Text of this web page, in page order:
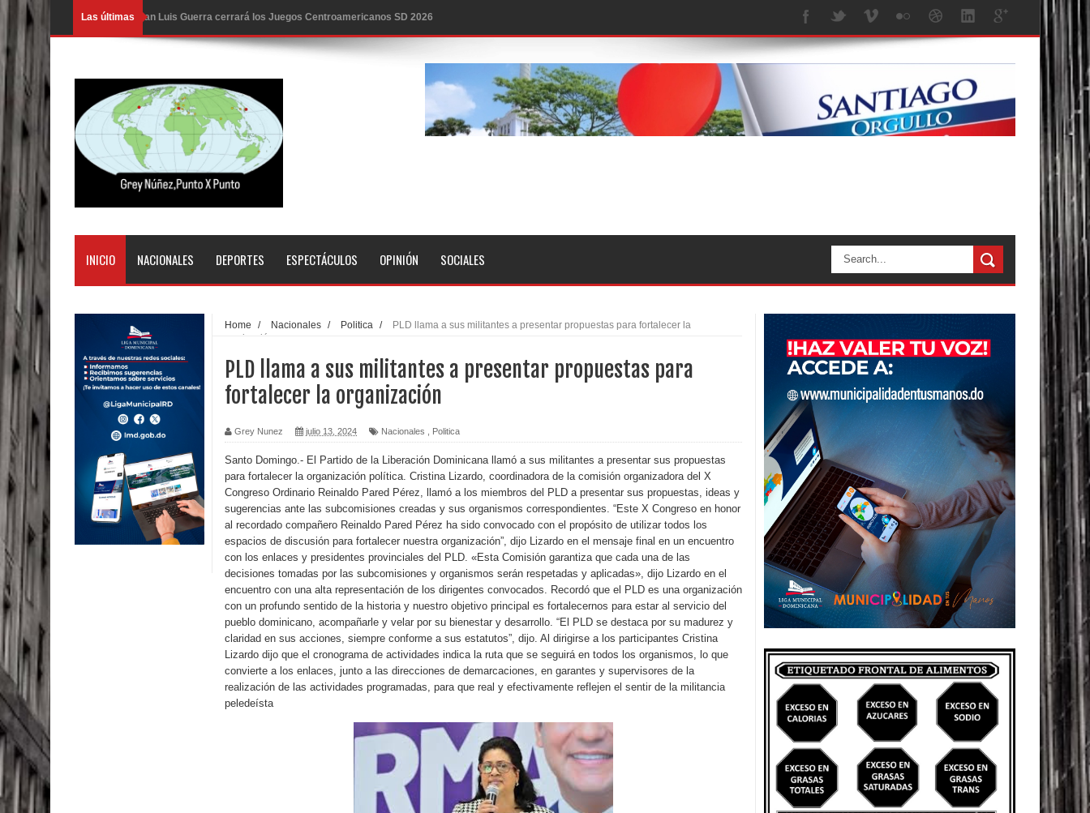
Las últimasJuan Luis Guerra cerrará los Juegos Centroamericanos SD 2026
En Santiago precio del botellón de agua sube a 90 pesos
Entre 20 y 40 inmigrantes al día son detenidos en los aeropuertos de EE.UU., según NBC
Belkis Concepción será intervenida por un delicado problema cardíaco
Abel Martínez llama a los dominicanos a unirse para sacar al PRM del Gobierno
Tres detenidos tras detectarse una presunta estafa contra el Ayuntamiento de Santiago
El expresidente peruano Ollanta Humala queda en libertad tras la anulación de condena de 15 años por lavado
DIGEIG y Liga Municipal Dominicana impulsan nuevas metas de transparencia a través SISMAP municipal
La Fiscalía de Bolivia ordena la detención del expresidente Evo Morales
Calor extremo para este jueves en gran parte del territorio nacional
Miles de marroquíes cruzan la frontera en masa para entrar a España
TC declara inconstitucional decreto sobre horarios de venta de alcohol vigente desde 2006 y exige ley del
Congreso
Presidente LMD Víctor D´Aza supervisa obra relleno sanitario y se reúne con alcalde San Cristóbal
Un lunes trágico deja seis jóvenes muertos
Heridos y edificios colapsados tras terremoto de magnitud 7,1 en Japón
Poder Ejecutivo promulga modificaciones al nuevo Código Penal
Diputado Félix Michell Rodríguez reveló que con Presupuesto Complementario gobierno endeuda país con
3,500 millones de dólares
El PRM tendrá desde el próximo domingo una dirección de hombres
Nueva York aprueba ley para poner fin a la vida de personas con enfermedades terminales
INICIO NACIONALES DEPORTES ESPECTÁCULOS OPINIÓN SOCIALES
Home / Nacionales / Politica /
PLD llama a sus militantes a presentar propuestas para fortalecer la
organización
PLD llama a sus militantes a presentar propuestas para
fortalecer la organización
Grey Nunez julio 13, 2024 Nacionales Politica
Santo Domingo.- El Partido de la Liberación Dominicana llamó a sus militantes a presentar sus propuestas
para fortalecer la organización política. Cristina Lizardo, coordinadora de la comisión organizadora del X
Congreso Ordinario Reinaldo Pared Pérez, llamó a los miembros del PLD a presentar sus propuestas, ideas y
sugerencias ante las subcomisiones creadas y sus organismos correspondientes. “Este X Congreso en honor
al recordado compañero Reinaldo Pared Pérez ha sido convocado con el propósito de utilizar todos los
espacios de discusión para fortalecer nuestra organización”, dijo Lizardo en el mensaje final en un encuentro
con los enlaces y presidentes provinciales del PLD. «Esta Comisión garantiza que cada una de las
decisiones tomadas por las subcomisiones y organismos serán respetadas y aplicadas», dijo Lizardo en el
encuentro con una alta representación de los dirigentes convocados. Recordó que el PLD es una organización
con un profundo sentido de la historia y nuestro objetivo principal es fortalecernos para estar al servicio del
pueblo dominicano, acompañarle y velar por su bienestar y desarrollo. “El PLD se destaca por su madurez y
claridad en sus acciones, siempre conforme a sus estatutos”, dijo. Al dirigirse a los participantes Cristina
Lizardo dijo que el cronograma de actividades indica la ruta que se seguirá en todos los organismos, lo que
convierte a los enlaces, junto a las direcciones de demarcaciones, en garantes y supervisores de la
realización de las actividades programadas, para que real y efectivamente reflejen el sentir de la militancia
peledeísta